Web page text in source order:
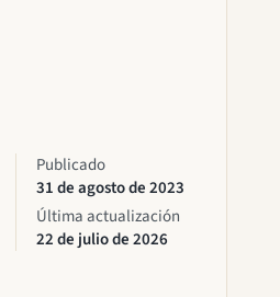
Publicado
31 de agosto de 2023
Última actualización
22 de julio de 2026